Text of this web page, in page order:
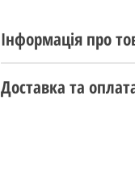
Інформація про
Стан: новий
Доставка та